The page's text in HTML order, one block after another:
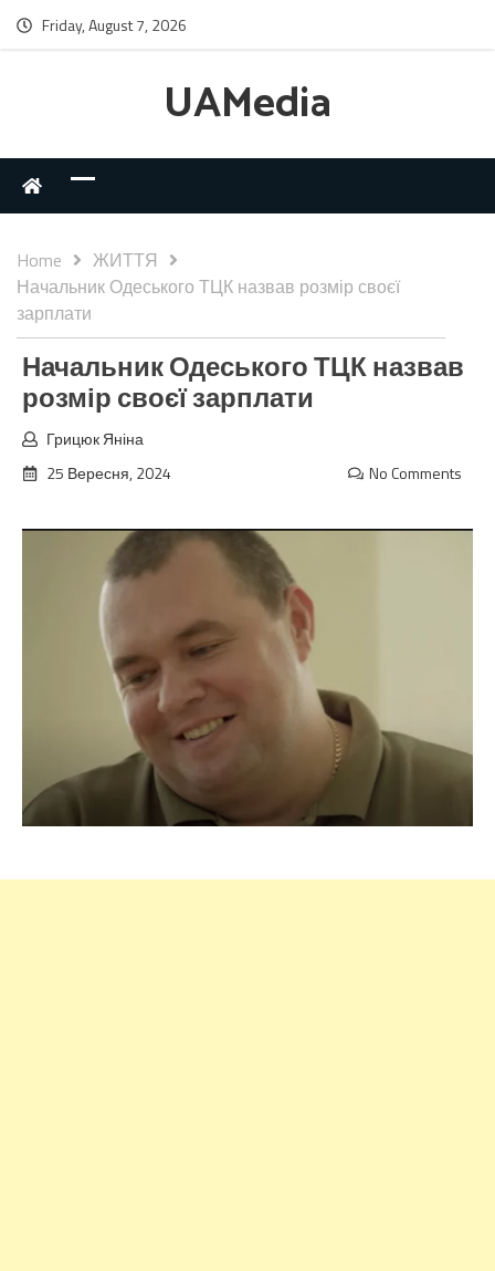
Friday, August 7, 2026
UAMedia
Home
ЖИТТЯ
Начальник Одеського ТЦК назвав розмір своєї
зарплати
Начальник Одеського ТЦК назвав
розмір своєї зарплати
Грицюк Яніна
25 Вересня, 2024
No Comments